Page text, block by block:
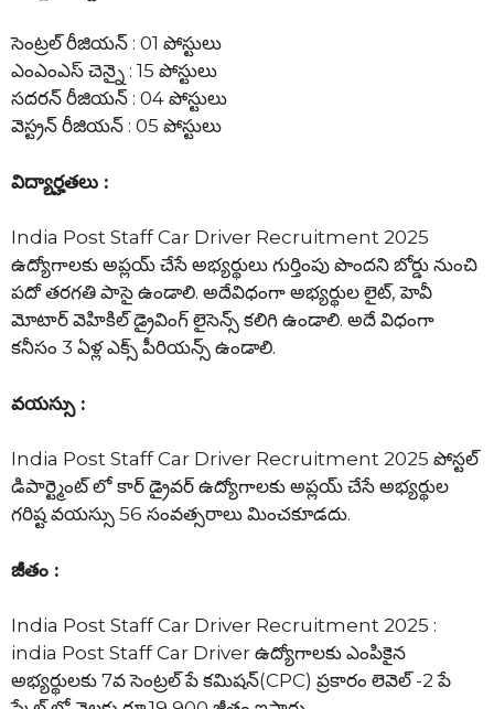
సెంట్రల్ రీజియన్ : 01 పోస్టులు
ఎంఎంఎస్ చెన్నై : 15 పోస్టులు
సదరన్ రీజియన్ : 04 పోస్టులు
వెస్ట్రన్ రీజియన్ : 05 పోస్టులు
విద్యార్హతలు :
India Post Staff Car Driver Recruitment 2025
ఉద్యోగాలకు అప్లయ్ చేసే అభ్యర్థులు గుర్తింపు పొందని బోర్డు నుంచి
పదో తరగతి పాసై ఉండాలి. అదేవిధంగా అభ్యర్థుల లైట్, హెవీ
మోటార్ వెహికిల్ డ్రైవింగ్ లైసెన్స్ కలిగి ఉండాలి. అదే విధంగా
కనీసం 3 ఏళ్ల ఎక్స్ పీరియన్స్ ఉండాలి.
వయస్సు :
India Post Staff Car Driver Recruitment 2025 పోస్టల్
డిపార్ట్మెంట్ లో కార్ డ్రైవర్ ఉద్యోగాలకు అప్లయ్ చేసే అభ్యర్థుల
గరిష్ట వయస్సు 56 సంవత్సరాలు మించకూడదు.
జీతం :
India Post Staff Car Driver Recruitment 2025 :
india Post Staff Car Driver ఉద్యోగాలకు ఎంపికైన
అభ్యర్థులకు 7వ సెంట్రల్ పే కమిషన్(CPC) ప్రకారం లెవెల్ -2 పే